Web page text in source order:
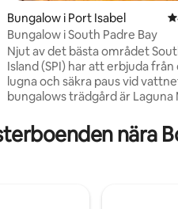
betyg, 233
Bungalow i Port Isabel
Bungalow i South Padre Bay
Njut av det bästa området
Island (SPI) har att erbjuda från
lugna och säkra paus vid vattnet.
bungalows trädgård är Laguna
brygga kan du njuta av otaliga
dagdrömmande eller läsning
vattenbo kommer du att vara
nära